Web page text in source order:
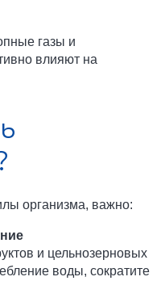
газы и
влияют на
организма, важно:
и цельнозерновых
воды, сократите